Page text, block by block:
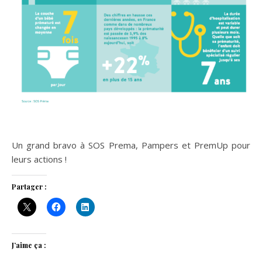
Un grand bravo à SOS Prema, Pampers et PremUp pour
leurs actions !
Partager :
J’aime ça :